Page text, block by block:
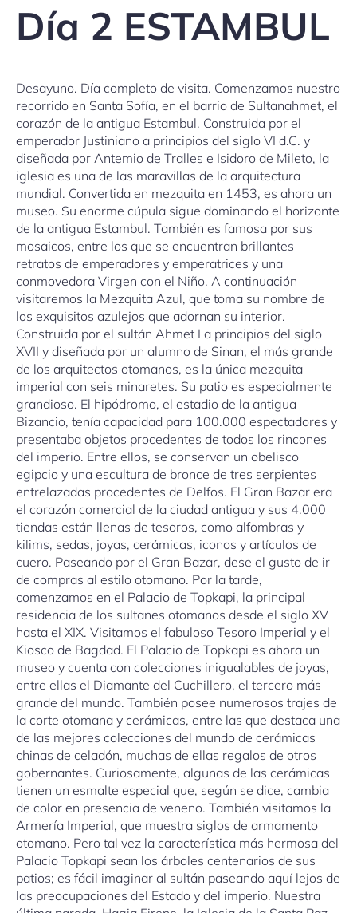
Día 2 ESTAMBUL
Desayuno. Día completo de visita. Comenzamos nuestro
recorrido en Santa Sofía, en el barrio de Sultanahmet, el
corazón de la antigua Estambul. Construida por el
emperador Justiniano a principios del siglo VI d.C. y
diseñada por Antemio de Tralles e Isidoro de Mileto, la
iglesia es una de las maravillas de la arquitectura
mundial. Convertida en mezquita en 1453, es ahora un
museo. Su enorme cúpula sigue dominando el horizonte
de la antigua Estambul. También es famosa por sus
mosaicos, entre los que se encuentran brillantes
retratos de emperadores y emperatrices y una
conmovedora Virgen con el Niño. A continuación
visitaremos la Mezquita Azul, que toma su nombre de
los exquisitos azulejos que adornan su interior.
Construida por el sultán Ahmet I a principios del siglo
XVII y diseñada por un alumno de Sinan, el más grande
de los arquitectos otomanos, es la única mezquita
imperial con seis minaretes. Su patio es especialmente
grandioso. El hipódromo, el estadio de la antigua
Bizancio, tenía capacidad para 100.000 espectadores y
presentaba objetos procedentes de todos los rincones
del imperio. Entre ellos, se conservan un obelisco
egipcio y una escultura de bronce de tres serpientes
entrelazadas procedentes de Delfos. El Gran Bazar era
el corazón comercial de la ciudad antigua y sus 4.000
tiendas están llenas de tesoros, como alfombras y
kilims, sedas, joyas, cerámicas, iconos y artículos de
cuero. Paseando por el Gran Bazar, dese el gusto de ir
de compras al estilo otomano. Por la tarde,
comenzamos en el Palacio de Topkapi, la principal
residencia de los sultanes otomanos desde el siglo XV
hasta el XIX. Visitamos el fabuloso Tesoro Imperial y el
Kiosco de Bagdad. El Palacio de Topkapi es ahora un
museo y cuenta con colecciones inigualables de joyas,
entre ellas el Diamante del Cuchillero, el tercero más
grande del mundo. También posee numerosos trajes de
la corte otomana y cerámicas, entre las que destaca una
de las mejores colecciones del mundo de cerámicas
chinas de celadón, muchas de ellas regalos de otros
gobernantes. Curiosamente, algunas de las cerámicas
tienen un esmalte especial que, según se dice, cambia
de color en presencia de veneno. También visitamos la
Armería Imperial, que muestra siglos de armamento
otomano. Pero tal vez la característica más hermosa del
Palacio Topkapi sean los árboles centenarios de sus
patios; es fácil imaginar al sultán paseando aquí lejos de
las preocupaciones del Estado y del imperio. Nuestra